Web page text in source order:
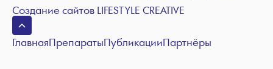
Создание сайтов LIFESTYLE CREATIVE
ГлавнаяПрепаратыПубликацииПартнёры